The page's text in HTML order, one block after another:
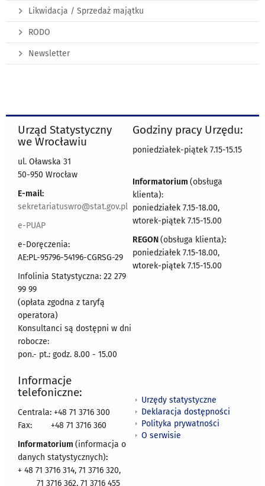
Likwidacja / Sprzedaż majątku
RODO
Newsletter
Urząd Statystyczny
we Wrocławiu
ul. Oławska 31
50-950 Wrocław
E-mail:
sekretariatuswro@stat.gov.pl
e-PUAP
e-Doręczenia:
AE:PL-95796-54196-CGRSG-29
Infolinia Statystyczna: 22 279
99 99
(opłata zgodna z taryfą
operatora)
Konsultanci są dostępni w dni
robocze:
pon.- pt.: godz. 8.00 - 15.00
Godziny pracy Urzędu:
poniedziałek-piątek 7.15-15.15
Informatorium (obsługa
klienta):
poniedziałek 7.15-18.00,
wtorek-piątek 7.15-15.00
REGON(obsługa klienta):
poniedziałek 7.15-18.00,
wtorek-piątek 7.15-15.00
Informacje
telefoniczne:
Centrala: +48 71 3716 300
Fax:
+48 71 3716 360
Informatorium (informacja o
danych statystycznych):
+ 48 71 3716 314, 71 3716 320,
71 3716 362, 71 3716 455
Urzędy statystyczne
Deklaracja dostępności
Polityka prywatności
O serwisie